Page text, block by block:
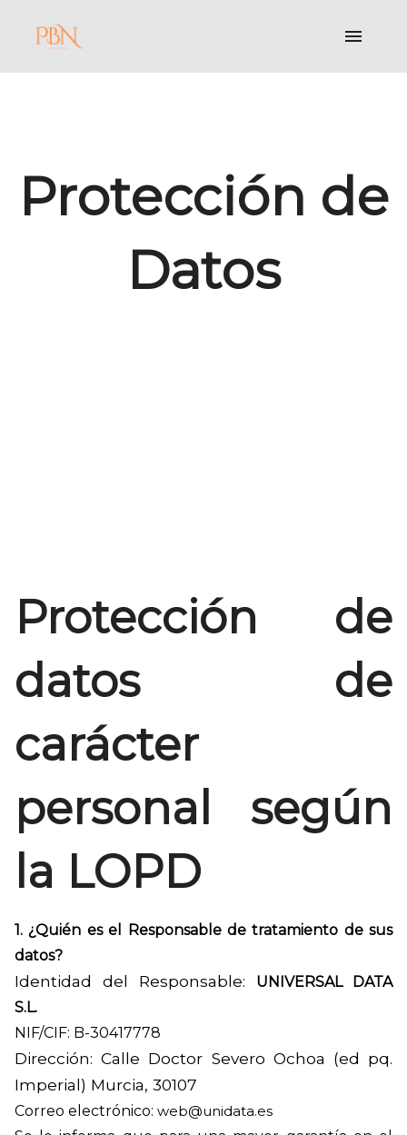
Protección de
Datos
Protección de
datos de
carácter
personal según
la LOPD
1. ¿Quién es el Responsable de tratamiento de sus
datos?
Identidad del Responsable:
UNIVERSAL DATA
S.L.
NIF/CIF: B-30417778
Dirección: Calle Doctor Severo Ochoa (ed pq.
Imperial) Murcia, 30107
Correo electrónico: web@unidata.es